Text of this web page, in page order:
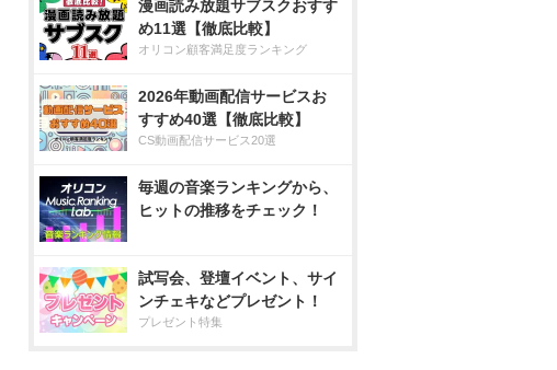
漫画読み放題サブスクおすす
め11選【徹底比較】
オリコン顧客満足度ランキング
2026年動画配信サービスお
すすめ40選【徹底比較】
CS動画配信サービス20選
毎週の音楽ランキングから、
ヒットの推移をチェック！
試写会、登壇イベント、サイ
ンチェキなどプレゼント！
プレゼント特集